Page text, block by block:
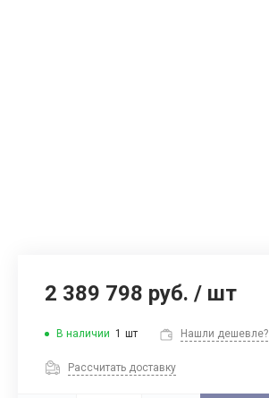
2 389 798 руб. / шт
В наличии 1 шт Нашли дешевле?
Рассчитать доставку